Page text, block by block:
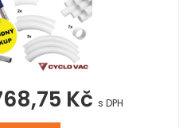
Kč s DPH